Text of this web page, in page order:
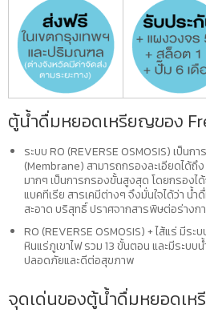
ตู้น้ำดื่มหยอดเหรียญของ
ระบบ RO (REVERSE OSMOSIS) เป็นก
(Membrane) สามารถกรองละเอียดได้ถึ
มากๆ เป็นการกรองขั้นสูงสุด โดยกรองไ
แบคทีเรีย สารเคมีต่างๆ จึงมั่นใจได้ว่า น้ำ
สะอาด บริสุทธิ์ ปราศจากสารพิษต่อร่างก
RO (REVERSE OSMOSIS) + ไส้แร่ มีร
หินแร่ภูเขาไฟ รวม 13 ขั้นตอน และมีระบบ
ปลอดภัยและดีต่อสุขภาพ
จุดเด่นของตู้น้ำดื่มหยอดเ